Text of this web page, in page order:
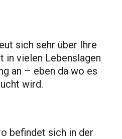
sich sehr über Ihre
in vielen Lebenslagen
an – eben da wo es
wird.
befindet sich in der